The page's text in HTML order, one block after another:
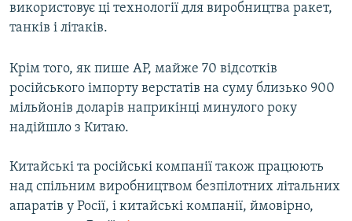
використовує ці технології для виробництва ракет,
танків і літаків.
Крім того, як пише АР, майже 70 відсотків
російського імпорту верстатів на суму близько 900
мільйонів доларів наприкінці минулого року
надійшло з Китаю.
Китайські та російські компанії також працюють
над спільним виробництвом безпілотних літальних
апаратів у Росії, і китайські компанії, ймовірно,